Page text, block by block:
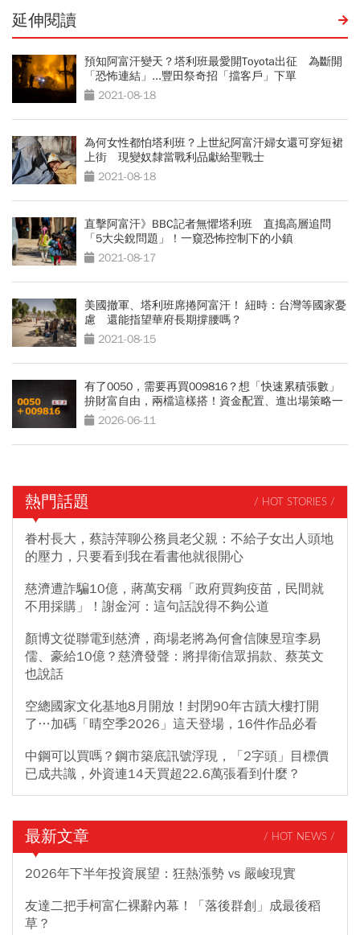
延伸閱讀
預知阿富汗變天？塔利班最愛開Toyota出征 為斷開
「恐怖連結」...豐田祭奇招「擋客戶」下單
2021-08-18
為何女性都怕塔利班？上世紀阿富汗婦女還可穿短裙
上街 現變奴隸當戰利品獻給聖戰士
2021-08-18
直擊阿富汗》BBC記者無懼塔利班 直搗高層追問
「5大尖銳問題」！一窺恐怖控制下的小鎮
2021-08-17
美國撤軍、塔利班席捲阿富汗！ 紐時：台灣等國家憂
慮 還能指望華府長期撐腰嗎？
2021-08-15
有了0050，需要再買009816？想「快速累積張數」
拚財富自由，兩檔這樣搭！資金配置、進出場策略一
次看2026-06-11
熱門話題 / HOT STORIES /
眷村長大，蔡詩萍聊公務員老父親：不給子女出人頭地
的壓力，只要看到我在看書他就很開心
慈濟遭詐騙10億，蔣萬安稱「政府買夠疫苗，民間就
不用採購」！謝金河：這句話說得不夠公道
顏博文從聯電到慈濟，商場老將為何會信陳昱瑄李易
儒、豪給10億？慈濟發聲：將捍衛信眾捐款、蔡英文
也說話
空總國家文化基地8月開放！封閉90年古蹟大樓打開
了…加碼「晴空季2026」這天登場，16件作品必看
中鋼可以買嗎？鋼市築底訊號浮現，「2字頭」目標價
已成共識，外資連14天買超22.6萬張看到什麼？
最新文章 / HOT NEWS /
2026年下半年投資展望：狂熱漲勢 vs 嚴峻現實
友達二把手柯富仁裸辭內幕！「落後群創」成最後稻
草？